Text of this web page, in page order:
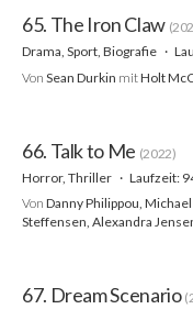
65. The Iron Claw
Drama, Sport, Biografie
Von Sean Durkin mitHolt
66. Talk to Me (2022)
Horror, Thriller
Laufzeit:
Von Danny Philippou,
Steffensen, Alexandra
67. Dream Scenario